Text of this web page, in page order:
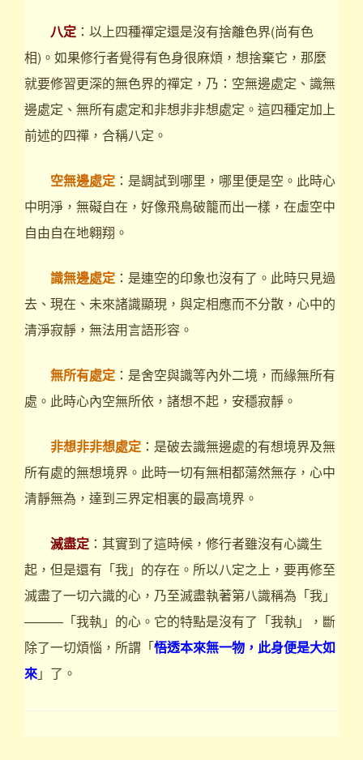
八定 ：以上四種禪定還是沒有捨離色界(尚有色
相)。如果修行者覺得有色身很麻煩，想捨棄它，那麼
就要修習更深的無色界的禪定，乃：空無邊處定、識無
邊處定、無所有處定和非想非非想處定。這四種定加上
前述的四禪，合稱八定。
空無邊處定 ：是調試到哪里，哪里便是空。此時心
中明淨，無礙自在，好像飛鳥破籠而出一樣，在虛空中
自由自在地翱翔。
識無邊處定 ：是連空的印象也沒有了。此時只見過
去、現在、未來諸識顯現，與定相應而不分散，心中的
清淨寂靜，無法用言語形容。
無所有處定 ：是舍空與識等內外二境，而緣無所有
處。此時心內空無所依，諸想不起，安穩寂靜。
非想非非想處定 ：是破去識無邊處的有想境界及無
所有處的無想境界。此時一切有無相都蕩然無存，心中
清靜無為，達到三界定相裏的最高境界。
滅盡定 ：其實到了這時候，修行者雖沒有心識生
起，但是還有「我」的存在。所以八定之上，要再修至
滅盡了一切六識的心，乃至滅盡執著第八識稱為「我」
———「我執」的心。它的特點是沒有了「我執」，斷
除了一切煩惱，所謂「悟透本來無一物，此身便是大如
來」了。